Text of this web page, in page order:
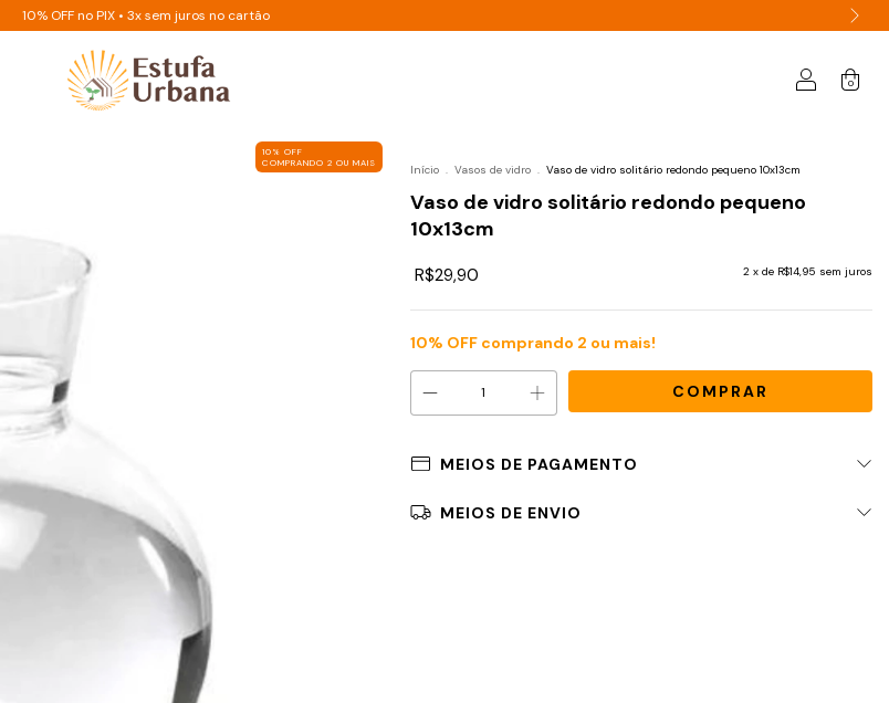
10% OFF no PIX • 3x sem juros no cartão
0
10% OFF
COMPRANDO 2 OU MAIS
Início . Vasos de vidro . Vaso de vidro solitário redondo pequeno 10x13cm
Vaso de vidro solitário redondo pequeno
10x13cm
R$29,90 2 x de R$14,95 sem juros
10% OFF comprando 2 ou mais!
MEIOS DE PAGAMENTO
MEIOS DE ENVIO